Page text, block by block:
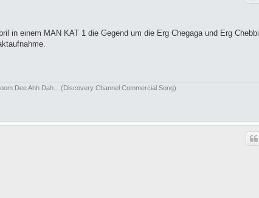
in einem MAN KAT 1 die Gegend um die Erg Chegaga und Erg Chebbi
Dee Ahh Dah... (Discovery Channel Commercial Song)